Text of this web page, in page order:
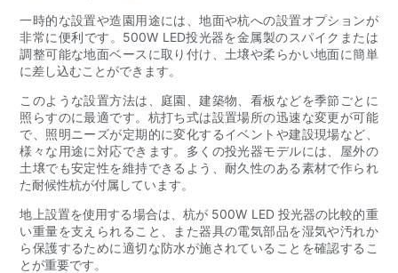
一時的な設置や造園用途には、地面や杭への設置オプションが
非常に便利です。500W LED投光器を金属製のスパイクまたは
調整可能な地面ベースに取り付け、土壌や柔らかい地面に簡単
に差し込むことができます。
このような設置方法は、庭園、建築物、看板などを季節ごとに
照らすのに最適です。杭打ち式は設置場所の迅速な変更が可能
で、照明ニーズが定期的に変化するイベントや建設現場など、
様々な用途に対応できます。多くの投光器モデルには、屋外の
土壌でも安定性を維持できるよう、耐久性のある素材で作られ
た耐候性杭が付属しています。
地上設置を使用する場合は、杭が 500W LED 投光器の比較的重
い重量を支えられること、また器具の電気部品を湿気や汚れか
ら保護するために適切な防水が施されていることを確認するこ
とが重要です。